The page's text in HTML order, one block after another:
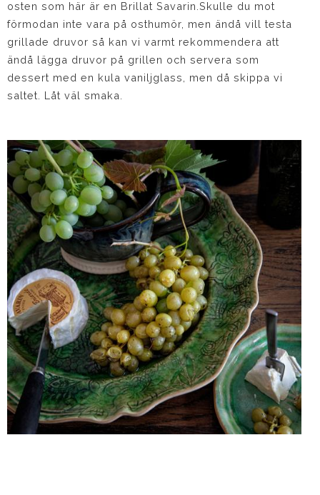
osten som här är en Brillat Savarin.Skulle du mot
förmodan inte vara på osthumör, men ändå vill testa
grillade druvor så kan vi varmt rekommendera att
ändå lägga druvor på grillen och servera som
dessert med en kula vaniljglass, men då skippa vi
saltet. Låt väl smaka.